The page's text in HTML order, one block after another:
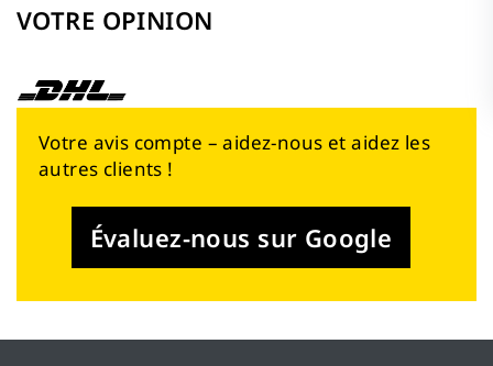
VOTRE OPINION
Votre avis compte – aidez-nous et aidez les
autres clients !
Évaluez-nous sur Google